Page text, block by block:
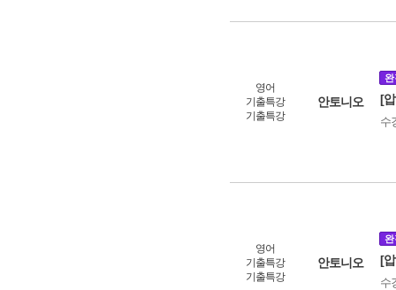
영어
기출특강
기출특강
안토니오
완
[
수
영어
기출특강
기출특강
안토니오
완
[
수